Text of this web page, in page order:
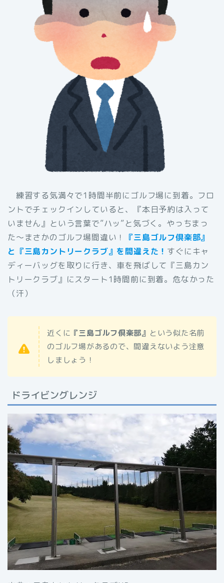
練習する気満々で1時間半前にゴルフ場に到着。フロ
ントでチェックインしていると、『本日予約は入って
いません』という言葉で”ハッ”と気づく。やっちまっ
た〜まさかのゴルフ場間違い！
『三島ゴルフ倶楽部』
と『三島カントリークラブ』を間違えた！ すぐにキャ
ディーバッグを取りに行き、車を飛ばして『三島カン
トリークラブ』にスタート1時間前に到着。危なかった
（汗）
近くに 『三島ゴルフ倶楽部』 という似た名前
のゴルフ場があるので、間違えないよう注意
しましょう！
ドライビングレンジ